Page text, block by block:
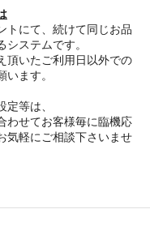
トにて、続けて同じお品
ステムです。
頂いたご利用日以外での
ます。
等は、
わせてお客様毎に臨機応
気軽にご相談下さいませ